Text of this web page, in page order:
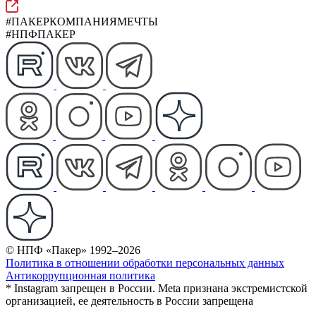
#ПАКЕРКОМПАНИЯМЕЧТЫ
#НПФПАКЕР
© НПФ «Пакер» 1992–2026
Политика в отношении обработки персональных данных
Антикоррупционная политика
* Instagram запрещен в России. Meta признана экстремистской
организацией, ее деятельность в России запрещена